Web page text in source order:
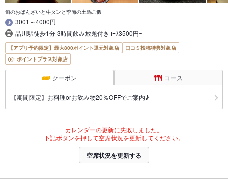
旬のおばんざいと牛タンと季節の土鍋ご飯
3001～4000円
品川駅徒歩1分 3時間飲み放題付きｺｰｽ3500円~
【アプリ予約限定】最大800ポイント還元対象店
口コミ投稿特典対象店
ポイントプラス対象店
クーポン コース
【期間限定】お料理orお飲み物20％OFFでご案内♪
カレンダーの更新に失敗しました。
下記ボタンを押して空席状況を更新してください。
空席状況を更新する